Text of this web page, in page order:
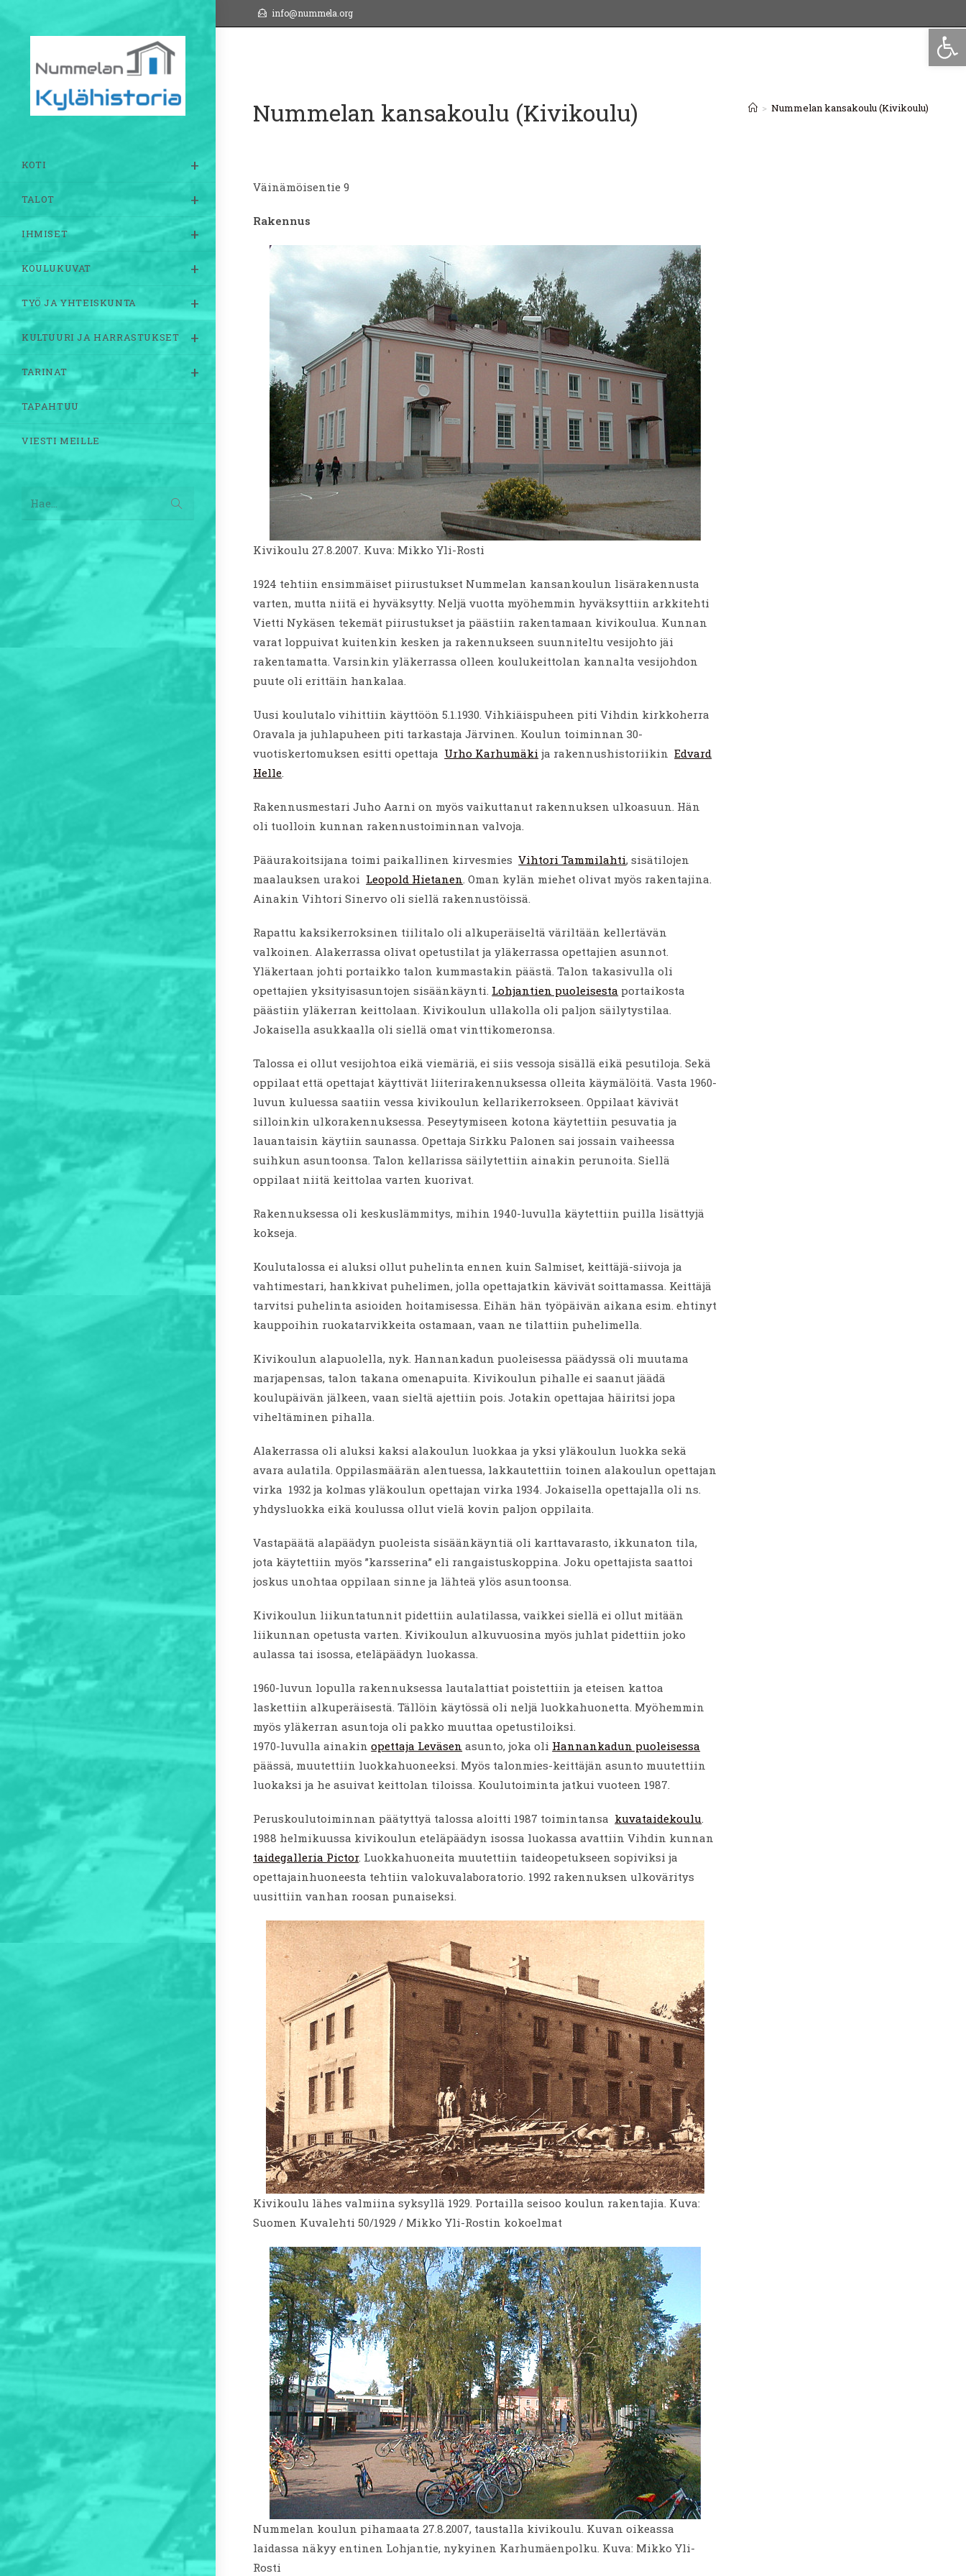
suoraan
info@nummela.org
KOTI
TALOT
IHMISET
KOULUKUVAT
TYÖ JA YHTEISKUNTA
KULTUURI JA HARRASTUKSET
TARINAT
TAPAHTUU
VIESTI MEILLE
Hae...
haku
Nummelan kansakoulu (Kivikoulu) > Nummelan kansakoulu (Kivikoulu)
Väinämöisentie 9
Rakennus
Kivikoulu 27.8.2007. Kuva: Mikko Yli-Rosti
1924 tehtiin ensimmäiset piirustukset Nummelan kansankoulun lisärakennusta
varten, mutta niitä ei hyväksytty. Neljä vuotta myöhemmin hyväksyttiin arkkitehti
Vietti Nykäsen tekemät piirustukset ja päästiin rakentamaan kivikoulua. Kunnan
varat loppuivat kuitenkin kesken ja rakennukseen suunniteltu vesijohto jäi
rakentamatta. Varsinkin yläkerrassa olleen koulukeittolan kannalta vesijohdon
puute oli erittäin hankalaa.
Uusi koulutalo vihittiin käyttöön 5.1.1930. Vihkiäispuheen piti Vihdin kirkkoherra
Oravala ja juhlapuheen piti tarkastaja Järvinen. Koulun toiminnan 30-
vuotiskertomuksen esitti opettaja Urho Karhumäki ja rakennushistoriikinEdvard
Helle.
Rakennusmestari Juho Aarni on myös vaikuttanut rakennuksen ulkoasuun. Hän
oli tuolloin kunnan rakennustoiminnan valvoja.
Pääurakoitsijana toimi paikallinen kirvesmiesVihtori Tammilahti, sisätilojen
maalauksen urakoi Leopold Hietanen. Oman kylän miehet olivat myös rakentajina.
Ainakin Vihtori Sinervo oli siellä rakennustöissä.
Rapattu kaksikerroksinen tiilitalo oli alkuperäiseltä väriltään kellertävän
valkoinen. Alakerrassa olivat opetustilat ja yläkerrassa opettajien asunnot.
Yläkertaan johti portaikko talon kummastakin päästä. Talon takasivulla oli
opettajien yksityisasuntojen sisäänkäynti. Lohjantien puoleisesta portaikosta
päästiin yläkerran keittolaan. Kivikoulun ullakolla oli paljon säilytystilaa.
Jokaisella asukkaalla oli siellä omat vinttikomeronsa.
Talossa ei ollut vesijohtoa eikä viemäriä, ei siis vessoja sisällä eikä pesutiloja. Sekä
oppilaat että opettajat käyttivät liiterirakennuksessa olleita käymälöitä. Vasta 1960-
luvun kuluessa saatiin vessa kivikoulun kellarikerrokseen. Oppilaat kävivät
silloinkin ulkorakennuksessa. Peseytymiseen kotona käytettiin pesuvatia ja
lauantaisin käytiin saunassa. Opettaja Sirkku Palonen sai jossain vaiheessa
suihkun asuntoonsa. Talon kellarissa säilytettiin ainakin perunoita. Siellä
oppilaat niitä keittolaa varten kuorivat.
Rakennuksessa oli keskuslämmitys, mihin 1940-luvulla käytettiin puilla lisättyjä
kokseja.
Koulutalossa ei aluksi ollut puhelinta ennen kuin Salmiset, keittäjä-siivoja ja
vahtimestari, hankkivat puhelimen, jolla opettajatkin kävivät soittamassa. Keittäjä
tarvitsi puhelinta asioiden hoitamisessa. Eihän hän työpäivän aikana esim. ehtinyt
kauppoihin ruokatarvikkeita ostamaan, vaan ne tilattiin puhelimella.
Kivikoulun alapuolella, nyk. Hannankadun puoleisessa päädyssä oli muutama
marjapensas, talon takana omenapuita. Kivikoulun pihalle ei saanut jäädä
koulupäivän jälkeen, vaan sieltä ajettiin pois. Jotakin opettajaa häiritsi jopa
viheltäminen pihalla.
Alakerrassa oli aluksi kaksi alakoulun luokkaa ja yksi yläkoulun luokka sekä
avara aulatila. Oppilasmäärän alentuessa, lakkautettiin toinen alakoulun opettajan
virka 1932 ja kolmas yläkoulun opettajan virka 1934. Jokaisella opettajalla oli ns.
yhdysluokka eikä koulussa ollut vielä kovin paljon oppilaita.
Vastapäätä alapäädyn puoleista sisäänkäyntiä oli karttavarasto, ikkunaton tila,
jota käytettiin myös ”karsserina” eli rangaistuskoppina. Joku opettajista saattoi
joskus unohtaa oppilaan sinne ja lähteä ylös asuntoonsa.
Kivikoulun liikuntatunnit pidettiin aulatilassa, vaikkei siellä ei ollut mitään
liikunnan opetusta varten. Kivikoulun alkuvuosina myös juhlat pidettiin joko
aulassa tai isossa, eteläpäädyn luokassa.
1960-luvun lopulla rakennuksessa lautalattiat poistettiin ja eteisen kattoa
laskettiin alkuperäisestä. Tällöin käytössä oli neljä luokkahuonetta. Myöhemmin
myös yläkerran asuntoja oli pakko muuttaa opetustiloiksi.
1970-luvulla ainakinopettaja Leväsen asunto, joka oli Hannankadun puoleisessa
päässä, muutettiin luokkahuoneeksi. Myös talonmies-keittäjän asunto muutettiin
luokaksi ja he asuivat keittolan tiloissa. Koulutoiminta jatkui vuoteen 1987.
Peruskoulutoiminnan päätyttyä talossa aloitti 1987 toimintansa kuvataidekoulu.
1988 helmikuussa kivikoulun eteläpäädyn isossa luokassa avattiin Vihdin kunnan
taidegalleria Pictor. Luokkahuoneita muutettiin taideopetukseen sopiviksi ja
opettajainhuoneesta tehtiin valokuvalaboratorio. 1992 rakennuksen ulkoväritys
uusittiin vanhan roosan punaiseksi.
Kivikoulu lähes valmiina syksyllä 1929. Portailla seisoo koulun rakentajia. Kuva:
Suomen Kuvalehti 50/1929 / Mikko Yli-Rostin kokoelmat
Nummelan koulun pihamaata 27.8.2007, taustalla kivikoulu. Kuvan oikeassa
laidassa näkyy entinen Lohjantie, nykyinen Karhumäenpolku. Kuva: Mikko Yli-
Rosti